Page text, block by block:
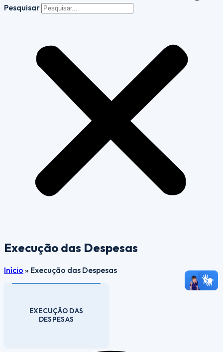
Pesquisar
Execução das Despesas
Início » Execução das Despesas
EXECUÇÃO DAS
DESPESAS